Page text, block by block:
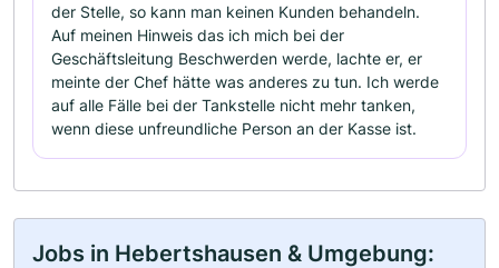
der Stelle, so kann man keinen Kunden behandeln.
Auf meinen Hinweis das ich mich bei der
Geschäftsleitung Beschwerden werde, lachte er, er
meinte der Chef hätte was anderes zu tun. Ich werde
auf alle Fälle bei der Tankstelle nicht mehr tanken,
wenn diese unfreundliche Person an der Kasse ist.
Jobs in Hebertshausen & Umgebung: